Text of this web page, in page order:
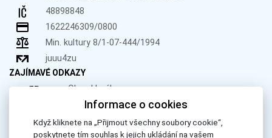
48898848
1622246309/0800
Min. kultury 8/1-07-444/1994
juuu4zu
ZAJÍMAVÉ ODKAZY
Obec Herálec
Obec Křižánky
Donátor.cz
Informace o cookies
Když kliknete na „Přijmout všechny soubory cookie“,
poskytnete tím souhlas k jejich ukládání na vašem